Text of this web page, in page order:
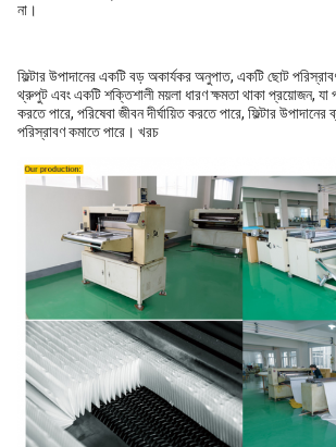
না।
ফিল্টার উপাদানের একটি বড় অকার্যকর অনুপাত, একটি ছোট
থ্রুপুট এবং একটি শক্তিশালী ময়লা ধারণ ক্ষমতা থাকা প্রয়োজন, যা
করতে পারে, পরিষেবা জীবন দীর্ঘায়িত করতে পারে, ফিল্টার
পরিস্রাবণ কমাতে পারে। খরচ